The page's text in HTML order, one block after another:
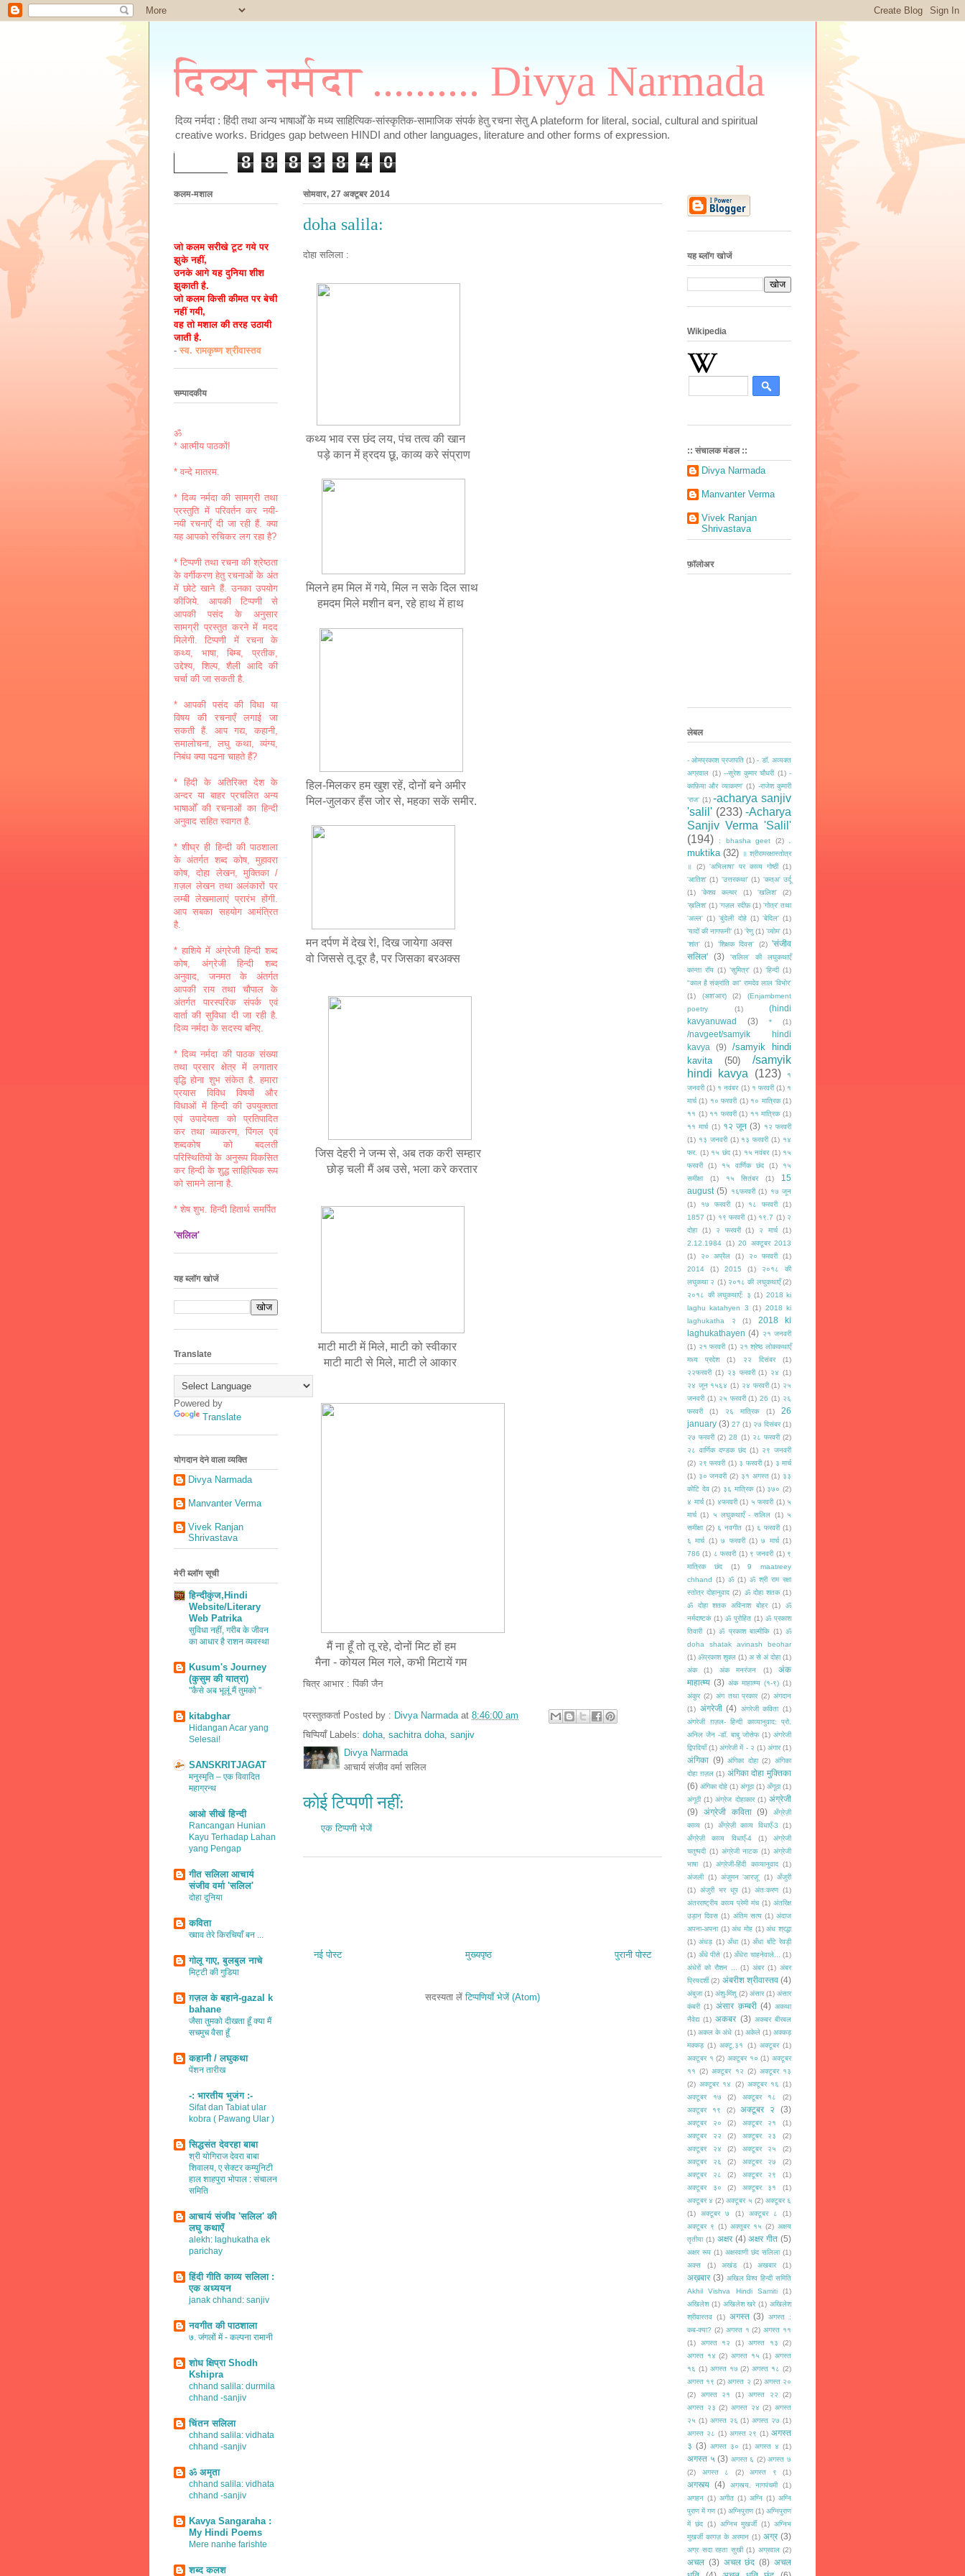
दिव्य नर्मदा .......... Divya Narmada
दिव्य नर्मदा : हिंदी तथा अन्य भाषाओँ के मध्य साहित्यिक-सांस्कृतिक-सामाजिक संपर्क हेतु रचना सेतु A plateform for literal, social, cultural and spiritual
creative works. Bridges gap between HINDI and other languages, literature and other forms of expression.
8 8 8 3 8 4 0
सोमवार, 27 अक्टूबर 2014
doha salila:
दोहा सलिला :
कथ्य भाव रस छंद लय, पंच तत्व की खान
पड़े कान में ह्रदय छू, काव्य करे संप्राण
मिलने हम मिल में गये, मिल न सके दिल साथ
हमदम मिले मशीन बन, रहे हाथ में हाथ
हिल-मिलकर हम खुश रहें, दोनों बने अमीर
मिल-जुलकर हँस जोर से, महका सकें समीर.
मन दर्पण में देख रे!, दिख जायेगा अक्स
वो जिससे तू दूर है, पर जिसका बरअक्स
जिस देहरी ने जन्म से, अब तक करी सम्हार
छोड़ चली मैं अब उसे, भला करे करतार
माटी माटी में मिले, माटी को स्वीकार
माटी माटी से मिले, माटी ले आकार
मैं ना हूँ तो तू रहे, दोनों मिट हों हम
मैना - कोयल मिल गले, कभी मिटायें गम
चित्र आभार : पिंकी जैन
प्रस्तुतकर्ता Posted by : Divya Narmada at 8:46:00 am
चिप्पियाँ Labels: doha, sachitra doha, sanjiv
Divya Narmada
आचार्य संजीव वर्मा सलिल
कोई टिप्पणी नहीं:
एक टिप्पणी भेजें
नई पोस्ट पुरानी पोस्ट
मुख्यपृष्ठ
सदस्यता लेंटिप्पणियाँ भेजें (Atom)
कलम-मशाल
जो कलम सरीखे टूट गये पर
झुके नहीं,
उनके आगे यह दुनिया शीश
झुकाती है.
जो कलम किसी कीमत पर बेची
नहीं गयी,
वह तो मशाल की तरह उठायी
जाती है.
- स्व. रामकृष्ण श्रीवास्तव
सम्पादकीय
ॐ
* आत्मीय पाठकों!
* वन्दे मातरम.
* दिव्य नर्मदा की सामग्री तथा
प्रस्तुति में परिवर्तन कर नयी-
नयी रचनाएँ दी जा रही हैं. क्या
यह आपको रुचिकर लग रहा है?
* टिप्पणी तथा रचना की श्रेष्ठता
के वर्गीकरण हेतु रचनाओं के अंत
में छोटे खाने हैं. उनका उपयोग
कीजिये. आपकी टिप्पणी से
आपकी पसंद के अनुसार
सामग्री प्रस्तुत करने में मदद
मिलेगी. टिप्पणी में रचना के
कथ्य, भाषा, बिम्ब, प्रतीक,
उद्देश्य, शिल्प, शैली आदि की
चर्चा की जा सकती है.
* आपकी पसंद की विधा या
विषय की रचनाएँ लगाई जा
सकती हैं. आप गद्य, कहानी,
समालोचना, लघु कथा, व्यंग्य,
निबंध क्या पढना चाहते हैं?
* हिंदी के अतिरिक्त देश के
अन्दर या बाहर प्रचलित अन्य
भाषाओँ की रचनाओं का हिन्दी
अनुवाद सहित स्वागत है.
* शीघ्र ही हिन्दी की पाठशाला
के अंतर्गत शब्द कोष, मुहावरा
कोष, दोहा लेखन, मुक्तिका /
ग़ज़ल लेखन तथा अलंकारों पर
लम्बी लेखमालाएं प्रारंभ होंगी.
आप सबका सहयोग आमंत्रित
है.
* हाशिये में अंग्रेजी हिन्दी शब्द
कोष, अंग्रेजी हिन्दी शब्द
अनुवाद, जनमत के अंतर्गत
आपकी राय तथा चौपाल के
अंतर्गत पारस्परिक संपर्क एवं
वार्ता की सुविधा दी जा रही है.
दिव्य नर्मदा के सदस्य बनिए.
* दिव्य नर्मदा की पाठक संख्या
तथा प्रसार क्षेत्र में लगातार
वृद्धि होना शुभ संकेत है. हमारा
प्रयास विविध विषयों और
विधाओं में हिन्दी की उपयुक्तता
एवं उपादेयता को प्रतिपादित
कर तथा व्याकरण, पिंगल एवं
शब्दकोष को बदलती
परिस्थितियों के अनुरूप विकसित
कर हिन्दी के शुद्ध साहित्यिक रूप
को सामने लाना है.
* शेष शुभ. हिन्दी हितार्थ समर्पित
'सलिल'
यह ब्लॉग खोजें
Translate
Powered by
Translate
योगदान देने वाला व्यक्ति
Divya Narmada
Manvanter Verma
Vivek Ranjan
Shrivastava
मेरी ब्लॉग सूची
हिन्दीकुंज,Hindi
Website/Literary
Web Patrika
सुविधा नहीं, गरीब के जीवन
का आधार है राशन व्यवस्था
Kusum's Journey
(कुसुम की यात्रा)
"कैसे अब भूलूं मैं तुमको "
kitabghar
Hidangan Acar yang
Selesai!
SANSKRITJAGAT
मनुस्मृति – एक विवादित
महाग्रन्थ
आओ सीखें हिन्दी
Rancangan Hunian
Kayu Terhadap Lahan
yang Pengap
गीत सलिला आचार्य
संजीव वर्मा 'सलिल'
दोहा दुनिया
कविता
ख्वाव तेरे किरचियाँ बन ...
गोलू गाए, बुलबुल नाचे
मिट्टी की गुडिया
ग़ज़ल के बहाने-gazal k
bahane
जैसा तुमको दीखता हूँ क्या मैं
सचमुच वैसा हूँ
कहानी / लघुकथा
पेंशन तारीख
-: भारतीय भुजंग :-
Sifat dan Tabiat ular
kobra ( Pawang Ular )
सिद्धसंत देवरहा बाबा
श्री योगिराज देवरा बाबा
शिवालय, ए सेक्टर कम्युनिटी
हाल शाहपुरा भोपाल : संचालन
समिति
आचार्य संजीव 'सलिल' की
लघु कथाएँ
alekh: laghukatha ek
parichay
हिंदी गीति काव्य सलिला :
एक अध्ययन
janak chhand: sanjiv
नवगीत की पाठशाला
७. जंगलों में - कल्पना रामानी
शोध क्षिप्रा Shodh
Kshipra
chhand salila: durmila
chhand -sanjiv
चिंतन सलिला
chhand salila: vidhata
chhand -sanjiv
ॐ अमृता
chhand salila: vidhata
chhand -sanjiv
Kavya Sangaraha :
My Hindi Poems
Mere nanhe farishte
शब्द कलश
यह ब्लॉग खोजें
Wikipedia
:: संचालक मंडल ::
Divya Narmada
Manvanter Verma
Vivek Ranjan
Shrivastava
फ़ॉलोअर
लेबल
- ओमप्रकाश प्रजापति (1) - डॉ. अव्यक्त
अग्रवाल (1) --सुरेश कुमार चौधरी (1) -
काफ़िया और व्याकरण' (1) -राजेश कुमारी
‘राज‘ (1) -acharya sanjiv
'salil' (233) -Acharya
Sanjiv Verma 'Salil'
(194)
: bhasha geet (2)
muktika (32)
॥ श्रीरामरक्षास्तोत्र
॥
(2) 'अभिलाषा' पर काव्य गोष्ठी (1)
'आतिश' (1) 'उत्तरकथा' (1) 'कत्अ' उर्दू
(1)
'केशव कल्चर (1) 'खलिश'
(2)
’ख़लिश' (1) 'गज़ल रदीफ़ (1) 'गोत्र' तथा
'अल्ल' (1) 'बुंदेली दोहे (1) 'बेदिल' (1)
‘यादों की नागफनी’ (1) 'रेणु (1) 'व्योम' (1)
'शांत' (1) 'शिक्षक दिवस' (2) 'संजीव
सलिल'
(3)
'सलिल' की लघुकथाएँ
कान्ता रॉय (1) 'सुमित्र' (1) ‘हिन्दी (1)
"काल है संक्रांति का" रामदेव लाल 'विभोर'
(1)
(अश'आर) (2)
(Enjambment
poetry
(1)
(hindi
kavyanuwad
(3) * (1)
/navgeet/samyik hindi
kavya
(9)
/samyik hindi
kavita
(50)
/samyik
hindi kavya
(123)
१
जनवरी (1) १ नवंबर (1) १ फरवरी (1) १
मार्च (1) १० फरवरी (1) १० मात्रिक (1)
११ (1) ११ फरवरी (1) ११ मात्रिक (1)
११ मार्च (1) १२ जून (3) १२ फरवरी
(1) १३ जनवरी (1) १३ फरवरी (1) १४
फर. (1) १५ छंद (1) १५ नवंबर (1) १५
फरवरी
(1) १५ वार्णिक छंद (1)
१५
समीक्षा
(1) १५ सितंबर (1)
15
august (5) १६फरवरी (1) १७ जून
(1)
१७ फरवरी (1) १८ फरवरी
(1)
1857 (1) १९ फरवरी (1) १९.7 (1) २
दोहा
(1) २ फरवरी (1) २ मार्च
(1)
2.12.1984 (1) 20 अक्टूबर 2013
(1)
२० अप्रैल (1) २० फरवरी
(1)
2014
(1) 2015 (1)
२०१८ की
लघुकथा २ (1) २०१८ की लघुकथाएँ (2)
२०१८ की लघुकथाएँ: ३ (1) 2018 ki
laghu katahyen 3 (1) 2018 ki
laghukatha २
(1)
2018 ki
laghukathayen (4) २१ जनवरी
(1) २१ फरवरी (1) २१ श्रेष्ठ लोककथाएँ
मध्य प्रदेश
(1) २२ दिसंबर
(1)
२२फरवरी (1) २३ फरवरी (1) २४ (1)
२४ जून १५६४ (1) २४ फरवरी (1) २५
जनवरी (1) २५ फरवरी (1) 26 (1) २६
फरवरी
(1) २६ मात्रिक (1)
26
january (3) 27 (1) २७ दिसंबर (1)
२७ फरवरी (2) 28 (1) २८ फरवरी (2)
२८ वार्णिक दण्डक छंद (1) २९ जनवरी
(2) २९ फरवरी (1) ३ फरवरी (1) ३ मार्च
(1) ३० जनवरी (2) ३१ अगस्त (1) ३३
कोटि देव (2) ३६ मात्रिक (1) ३७० (2)
४ मार्च (1) ४फरवरी (1) ५ फरवरी (1) ५
मार्च (1) ५ लघुकथाएँ - सलिल (1) ५
समीक्षा (2) ६ नवगीत (1) ६ फरवरी (1)
६ मार्च (1) ७ फरवरी (1) ७ मार्च (1)
786 (1) ८ फरवरी (1) ९ जनवरी (1) ९
मात्रिक छंद
(1)
9 maatreey
chhand (1) ॐ (1) ॐ श्री राम रक्षा
स्तोत्र दोहानुवाद (2) ॐ दोहा शतक (1)
ॐ दोहा शतक अविनाश बोहर
(1)
ॐ
नर्मदाष्टकं (1) ॐ पुरोहित (1) ॐ प्रकाश
तिवारी (1) ॐ प्रकाश बाल्मीकि (1) ॐ
doha shatak avinash beohar
(1) ॐप्रकाश शुक्ल (1) अ से अं दोहा (1)
अंक
(1) अंक मनरंजन (1)
अंक
माहात्म्य (3) अंक माहात्म्य (१-९) (1)
अंकुर (2) अंग तथा प्रकार (2) अंगदान
(1) अंगरेजी (4) अंगरेजी कविता (1)
अंगरेजी ग़ज़ल- हिन्दी काव्यानुवाद: प्रो.
अनिल जैन -डॉ. बाबु जोसेफ (1) अंगरेजी
द्विपदियाँ (1) अंगरेजी में - २ (1) अंगार (1)
अंगिका (9) अंगिका दोहा (2) अंगिका
दोहा ग़ज़ल (1) अंगिका दोहा मुक्तिका
(6) अंगिका दोहे (1) अंगूठा (1) अँगूठा (1)
अंगूठी (1) अंग्रेज दोहाकार (1) अंग्रेजी
(9)
अंग्रेजी कविता (9)
अँग्रेज़ी
काव्य (1) अँग्रेज़ी काव्य विधाएँ-3
(1)
अँग्रेज़ी काव्य विधाएँ-4
(1)
अंग्रेजी
चतुष्पदी (1) अंग्रेजी नाटक (1) अंग्रेजी
भाषा
(1) अंग्रेजी-हिंदी काव्यानुवाद (1)
अंजली (1) अंजुमन 'आरज़ू' (1) अँजुरी
(1) अंजुरी भर धूप (1) अंतःकरण (1)
अंतरराष्ट्रीय काव्य प्रेमी मंच (1) अंतरिक्ष
उड़ान दिवस (1) अंतिम सत्य (1) अंदाज
अपना-अपना (1) अंध मोह (1) अंध श्रद्धा
(1) अंधड़ (1) अँधा (1) अँधा बाँटे रेवड़ी
(1) अँधे पीसे (1) अँधेरा चाहनेवाले...
(1)
अंधेरों को रौशन ...
(1) अंबर (1) अंबर
प्रियदर्शी (2) अंबरीश श्रीवास्तव (4)
अंबुजा (1) अंशु-मिंशू (2) अंसार (1) अंसार
कंबरी (1) अंसार क़म्बरी (4) अकथा
नैवेद्य (1) अकबर (3) अकबर बीरबल
(1) अकल के अंधे (1) अकेले (1) अक्कड़
मक्कड़ (1) अक्टू.३१ (1) अक्टूबर (1)
अक्टूबर १ (2) अक्टूबर १० (1) अक्टूबर
११ (2) अक्टूबर १२ (2) अक्टूबर १३
(2) अक्टूबर १४ (2) अक्टूबर १६ (1)
अक्टूबर १७
(2) अक्टूबर १८
(2)
अक्टूबर १९
(2) अक्टूबर २ (3)
अक्टूबर २० (2) अक्टूबर २१
(1)
अक्टूबर २२
(2) अक्टूबर २३
(2)
अक्टूबर २४
(2) अक्टूबर २५
(2)
अक्टूबर २६
(2) अक्टूबर २७
(2)
अक्टूबर २८
(2) अक्टूबर २९
(1)
अक्टूबर ३०
(2) अक्टूबर ३१
(1)
अक्टूबर ४ (2) अक्टूबर ५ (2) अक्टूबर ६
(1)
अक्टूबर ७ (1) अक्टूबर ८
(1)
अक्टूबर ९ (1) अक्तूबर १५ (2) अक्षय
तृतीया (1) अक्षर (4) अक्षर गीत (5)
अक्षर रूप (1) अक्षरवाणी छंद सलिला (1)
अक्स
(1) अखंड (1) अखबार (1)
अख़बार (3) अखिल विश्व हिन्दी समिति
Akhil Vishva Hindi Samiti
(1)
अखिलेश (1) अखिलेश खरे (1) अखिलेश
श्रीवास्तव (1) अगस्त (3) अगस्त :
कब-क्या? (2) अगस्त १ (2) अगस्त ११
(1)
अगस्त १२ (1) अगस्त १३
(2)
अगस्त १४ (2) अगस्त १५ (1) अगस्त
१६ (1) अगस्त १७ (2) अगस्त १८ (2)
अगस्त १९ (2) अगस्त २ (2) अगस्त २०
(2)
अगस्त २१ (1) अगस्त २२
(2)
अगस्त २३ (2) अगस्त २४ (2) अगस्त
२५ (1) अगस्त २६ (1) अगस्त २७ (1)
अगस्त २८ (1) अगस्त २९ (1) अगस्त
३ (3) अगस्त ३० (1) अगस्त ४ (1)
अगस्त ५ (3) अगस्त ६ (2) अगस्त ७
(2)
अगस्त ८ (2) अगस्त ९ (1)
अगस्त्य (4) अगस्त्य. नागपंचमी
(1)
अगहन (1) अगीत (1) अग्नि (1) अग्नि
पुराण में गण (1) अग्निपुराण (1) अग्निपुराण
में छंद (1) अग्निभ मुखर्जी (1) अग्निभ
मुखर्जी कागज़ के अरमान (1) अग्र (3)
अग्र सदा रहता सुखी (1) अग्रवाल (2)
अचल (3) अचल छंद (8) अचल